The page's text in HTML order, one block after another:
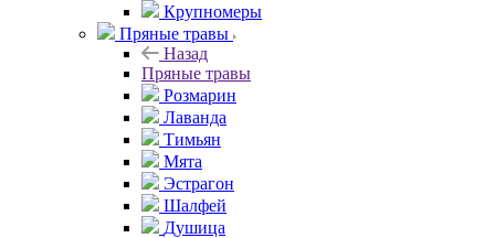
Крупномеры
Пряные травы
Назад
Пряные травы
Розмарин
Лаванда
Тимьян
Мята
Эстрагон
Шалфей
Душица